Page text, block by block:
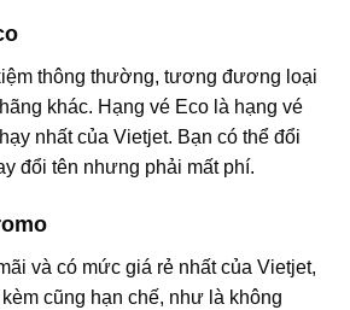
thông thường, tương đương loại
khác. Hạng vé Eco là hạng vé
nhất của Vietjet. Bạn có thể đổi
đổi tên nhưng phải mất phí.
và có mức giá rẻ nhất của Vietjet,
cũng hạn chế, như là không